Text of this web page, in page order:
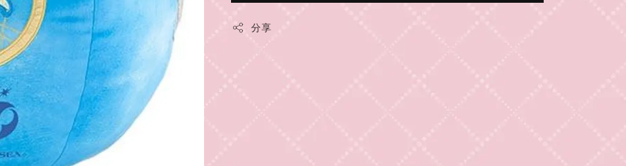
分享